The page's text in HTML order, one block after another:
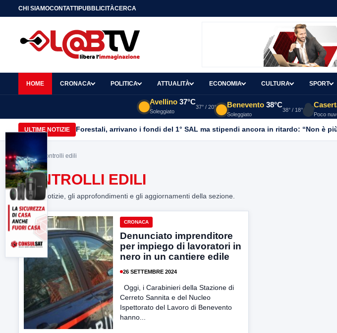
CHI SIAMOCONTATTIPUBBLICITÀCERCA
HOME CRONACA POLITICA ATTUALITÀ ECONOMIA CULTURA SPORT
Avellino 37°C
Soleggiato
37° / 20° Benevento 38°C
Soleggiato
38° / 18°
Poco
ULTIME NOTIZIE Forestali, arrivano i fondi del 1° SAL ma stipendi ancora in ritardo: “Non è
Home> Controlli edili
CONTROLLI EDILI
Tutte le notizie, gli approfondimenti e gli aggiornamenti della sezione.
CRONACA
Denunciato imprenditore
per impiego di lavoratori in
nero in un cantiere edile
26 SETTEMBRE 2024
Oggi, i Carabinieri della Stazione di
Cerreto Sannita e del Nucleo
Ispettorato del Lavoro di Benevento
hanno...